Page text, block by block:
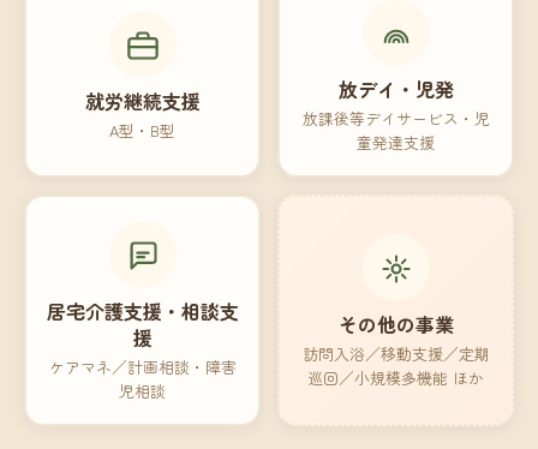
就労継続支援
A型・B型
放デイ・児発
放課後等デイサービス・児
童発達支援
居宅介護支援・相談支
援
ケアマネ／計画相談・障害
児相談
その他の事業
訪問入浴／移動支援／定期
巡回／小規模多機能 ほか